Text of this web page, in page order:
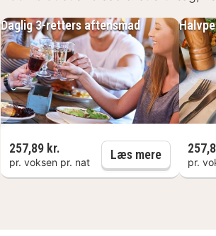
Daglig 3-retters aftensmad
257,89 kr.
pr. voksen pr. nat
Læs mereDaglig 3-
pr.